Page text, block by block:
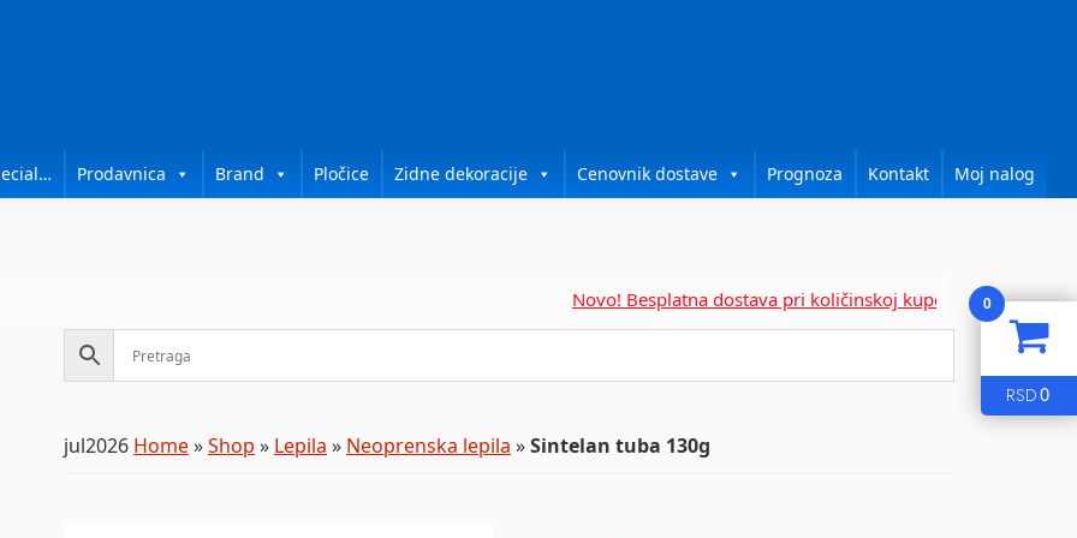
Prodavnica Brand Pločice Zidne dekoracije Cenovnik dostave Prognoza Kontakt Moj nalog
Novo! Besplatna dostava pri količinskoj kupovini za....
jul2026 Home»Shop » Lepila » Neoprenska lepila »Sintelan tuba 130g
0
RSD0